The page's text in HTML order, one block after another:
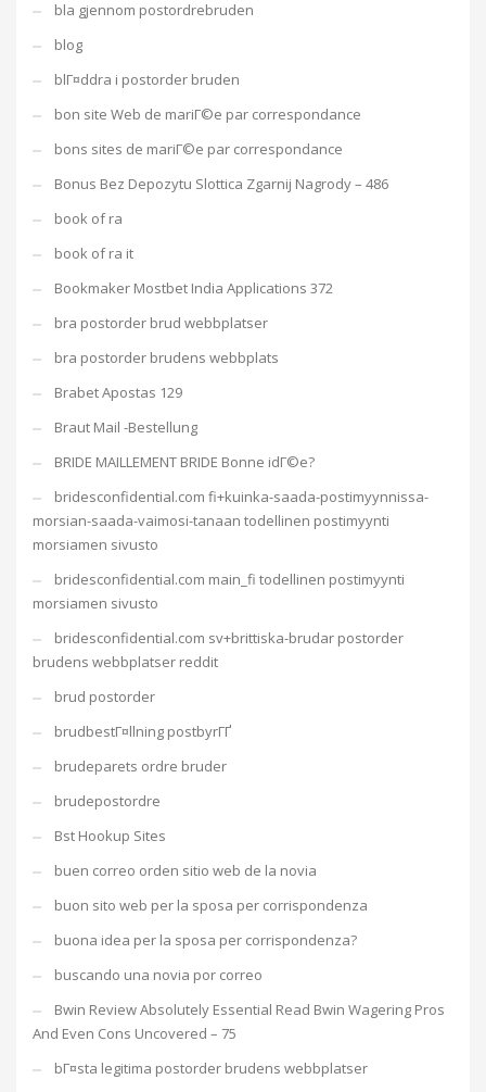
bla gjennom postordrebruden
blog
blГ¤ddra i postorder bruden
bon site Web de mariГ©e par correspondance
bons sites de mariГ©e par correspondance
Bonus Bez Depozytu Slottica Zgarnij Nagrody – 486
book of ra
book of ra it
Bookmaker Mostbet India Applications 372
bra postorder brud webbplatser
bra postorder brudens webbplats
Brabet Apostas 129
Braut Mail -Bestellung
BRIDE MAILLEMENT BRIDE Bonne idГ©e?
bridesconfidential.com fi+kuinka-saada-postimyynnissa-
morsian-saada-vaimosi-tanaan todellinen postimyynti
morsiamen sivusto
bridesconfidential.com main_fi todellinen postimyynti
morsiamen sivusto
bridesconfidential.com sv+brittiska-brudar postorder
brudens webbplatser reddit
brud postorder
brudbestГ¤llning postbyrГҐ
brudeparets ordre bruder
brudepostordre
Bst Hookup Sites
buen correo orden sitio web de la novia
buon sito web per la sposa per corrispondenza
buona idea per la sposa per corrispondenza?
buscando una novia por correo
Bwin Review Absolutely Essential Read Bwin Wagering Pros
And Even Cons Uncovered – 75
bГ¤sta legitima postorder brudens webbplatser